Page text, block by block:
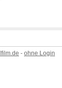
- ohne Login